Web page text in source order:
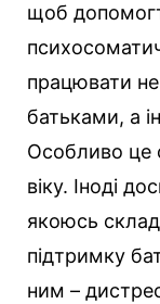
щоб
працювати
батьками, а
Особливо це
віку. Іноді
якоюсь
підтримку
ним –